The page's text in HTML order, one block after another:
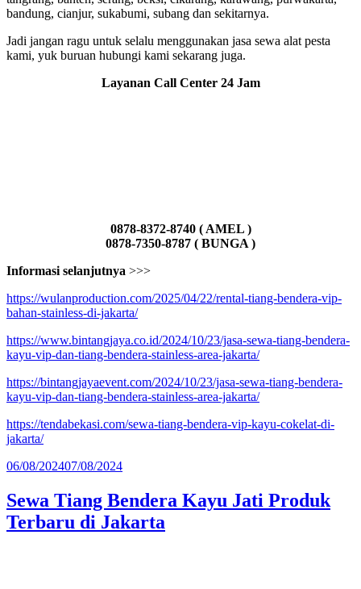
bandung, cianjur, sukabumi, subang dan sekitarnya.
Jadi jangan ragu untuk selalu menggunakan jasa sewa alat pesta
kami, yuk buruan hubungi kami sekarang juga.
Layanan Call Center 24 Jam
0878-8372-8740 ( AMEL )
0878-7350-8787 ( BUNGA )
Informasi selanjutnya >>>
https://wulanproduction.com/2025/04/22/rental-tiang-bendera-vip-
bahan-stainless-di-jakarta/
https://www.bintangjaya.co.id/2024/10/23/jasa-sewa-tiang-bendera-
kayu-vip-dan-tiang-bendera-stainless-area-jakarta/
https://bintangjayaevent.com/2024/10/23/jasa-sewa-tiang-bendera-
kayu-vip-dan-tiang-bendera-stainless-area-jakarta/
https://tendabekasi.com/sewa-tiang-bendera-vip-kayu-cokelat-di-
jakarta/
Diposkan
06/08/202407/08/2024
Sewa Tiang Bendera Kayu Jati Produk
Terbaru di Jakarta